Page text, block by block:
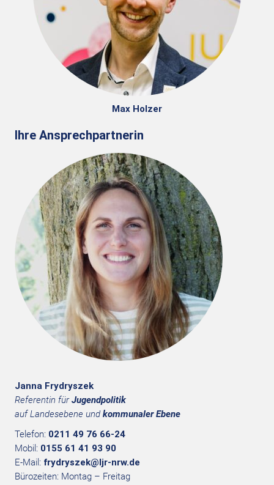
Max Holzer
Ihre Ansprechpartnerin
Janna Frydryszek
Referentin fürJugendpolitik
auf Landesebene und kommunaler Ebene
Telefon: 0211 49 76 66-24
Mobil: 0155 61 41 93 90
E-Mail: frydryszek@ljr-nrw.de
Bürozeiten: Montag – Freitag